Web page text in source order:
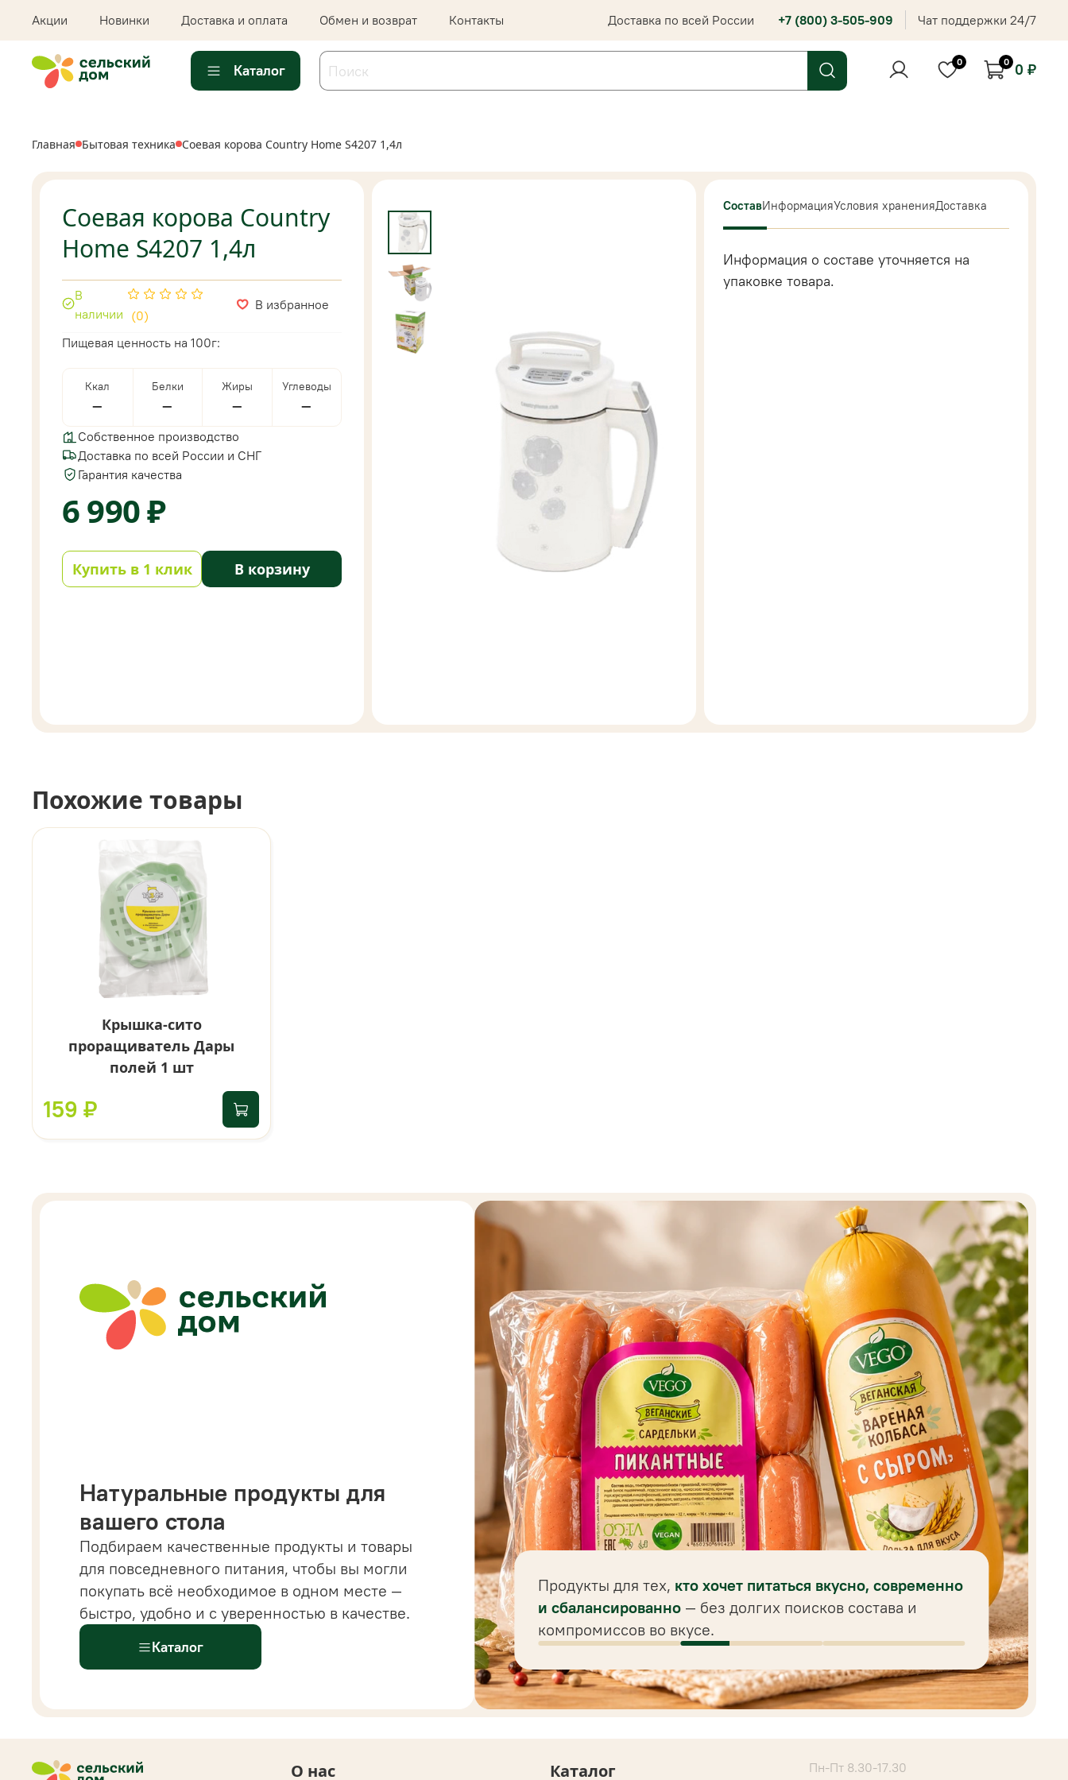
Акции Новинки Доставка и оплата Обмен и возврат Контакты Доставка по всей России +7 (800) 3-505-909 Чат поддержки 24/7
Каталог 0 0 0 ₽
Главная Бытовая техника Соевая корова Country Home S4207 1,4л
Соевая корова Country
Home S4207 1,4л
(0)
В избранное
В
наличии
Пищевая ценность на 100г:
Ккал
—
Белки
—
Жиры
—
Углеводы
—
Собственное производство
Доставка по всей России и СНГ
Гарантия качества
6 990 ₽
В корзину
Купить в 1 клик
СоставИнформацияУсловия храненияДоставка
Информация о составе уточняется на
упаковке товара.
Похожие товары
Крышка-сито
проращиватель Дары
полей 1 шт
159 ₽
Натуральные продукты для
вашего стола
Подбираем качественные продукты и товары
для повседневного питания, чтобы вы могли
покупать всё необходимое в одном месте —
быстро, удобно и с уверенностью в качестве.
Каталог
вы найдете все от напитков и бакалеи до
сыров, десертов и готовых решений для
питания.Всёдля здорового и современного
доступнов одном каталоге.
Продукты для тех, кто хочет питаться вкусно, современно
и сбалансированно — без долгих поисков состава и
компромиссов во вкусе.
О нас Каталог Пн-Пт 8.30-17.30